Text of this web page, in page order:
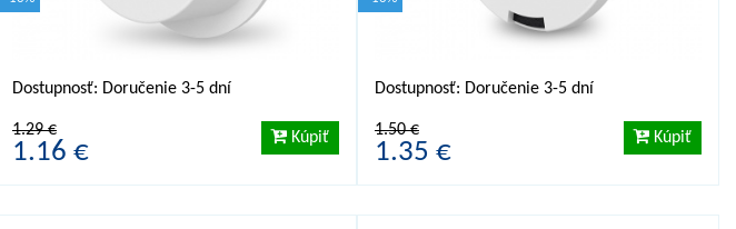
Dostupnosť: Doručenie 3-5 dní
1.29 €
1.16 € Kúpiť
Dostupnosť: Doručenie 3-5 dní
1.50 €
1.35 € Kúpiť